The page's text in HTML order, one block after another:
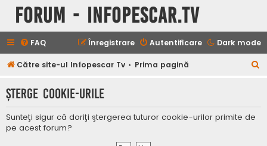
Forum - InfoPescar.Tv
Dark mode
FAQ Autentificare
Înregistrare
Către site-ul Infopescar Tv Prima pagină
t
Şterge cookie-urile
Sunteţi sigur că doriţi ştergerea tuturor cookie-urilor primite de
pe acest forum?